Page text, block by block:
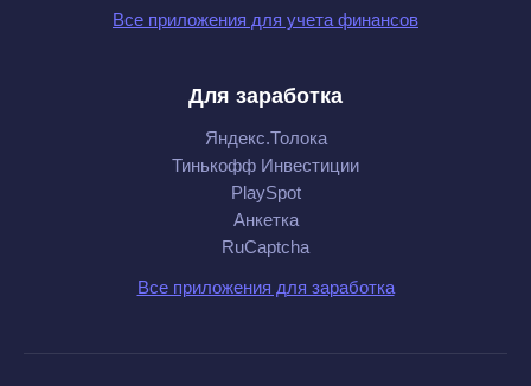
Все приложения для учета финансов
Для заработка
Яндекс.Толока
Тинькофф Инвестиции
PlaySpot
Анкетка
RuCaptcha
Все приложения для заработка